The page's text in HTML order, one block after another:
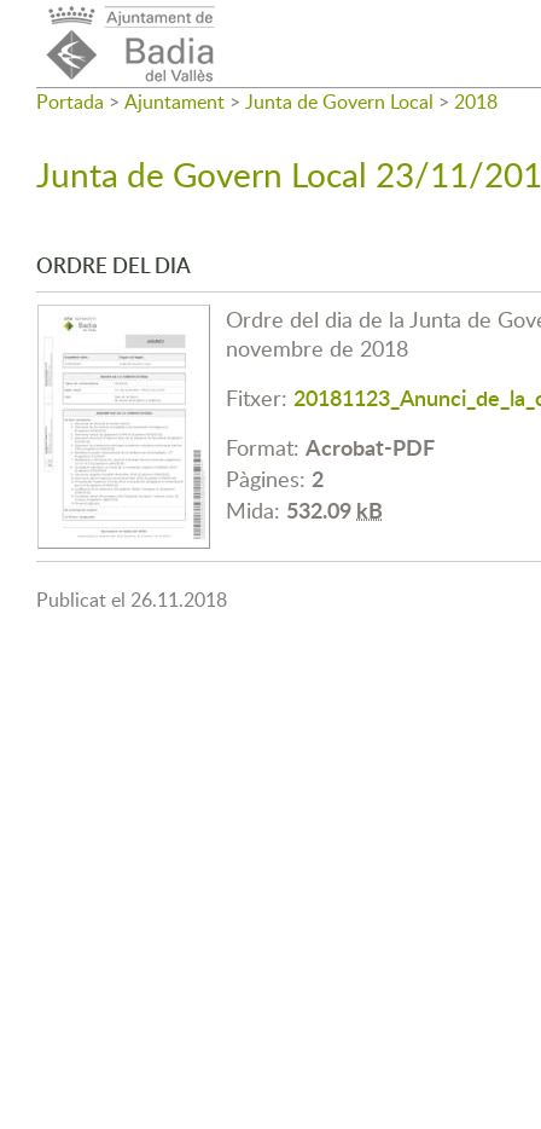
Portada > Ajuntament > Junta de Govern Local > 2018
Junta de Govern Local 23/11/
ORDRE DEL DIA
Ordre del dia de la Junta de
novembre de 2018
Fitxer:
Format: Acrobat-PDF
Pàgines: 2
Mida: 532.09kB
Publicat el 26.11.2018